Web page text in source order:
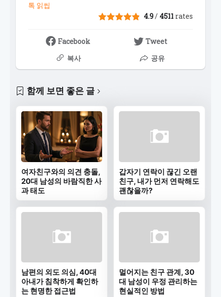
톡 읽씹
4.9/ 4511 rates
Facebook
Tweet
복사
공유
함께 보면 좋은 글
여자친구와의 의견 충돌,
20대 남성의 바람직한 사
과 태도
갑자기 연락이 끊긴 오랜
친구, 내가 먼저 연락해도
괜찮을까?
남편의 외도 의심, 40대
아내가 침착하게 확인하
는 현명한 접근법
멀어지는 친구 관계, 30
대 남성이 우정 관리하는
현실적인 방법